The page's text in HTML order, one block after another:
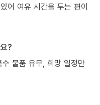
어 여유 시간을 두는 편이
?
물품 유무, 희망 일정만